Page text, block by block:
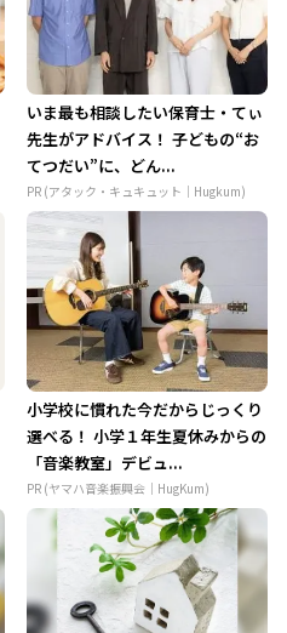
いま最も相談したい保育士・てぃ
先生がアドバイス！ 子どもの“お
てつだい”に、どん...
PR (アタック・キュキュット｜Hugkum)
小学校に慣れた今だからじっくり
選べる！ 小学１年生夏休みからの
「音楽教室」デビュ...
PR (ヤマハ音楽振興会｜HugKum)